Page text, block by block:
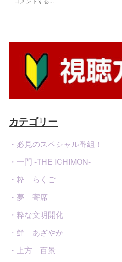
カテゴリー
・必見のスペシャル番組！
・一門 -THE ICHIMON-
・粋 らくご
・夢 寄席
・粋な文明開化
・鮮 あざやか
・上方 百景